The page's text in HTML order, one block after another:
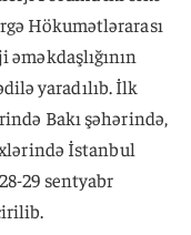
Hökumətlərarası
yaradılıb. İlk
Bakı şəhərində,
İstanbul
29 sentyabr